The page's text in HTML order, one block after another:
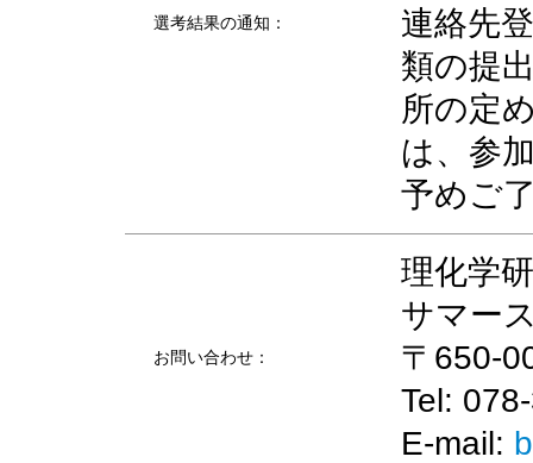
選考結果の通知：
連絡先
類の提
所の定
は、参
予めご
お問い合わせ：
理化学
サマー
〒650-
Tel:
E-mail: